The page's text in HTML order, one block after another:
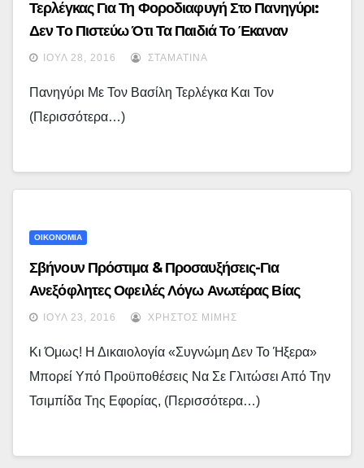
Τερλέγκας Για Τη Φοροδιαφυγή Στο Πανηγύρι:
Δεν Το Πιστεύω Ότι Τα Παιδιά Το Έκαναν
ΙΟΎΛ 28, 2016 ΣΤΑΜΑΤΊΝΑ
Πανηγύρι Με Τον Βασίλη Τερλέγκα Και Τον
(περισσότερα…)
ΟΙΚΟΝΟΜΙΑ
Σβήνουν Πρόστιμα & Προσαυξήσεις-Για
Ανεξόφλητες Οφειλές Λόγω Ανωτέρας Βίας
ΙΟΎΛ 23, 2016 ΧΡΉΣΤΟΣ ΜΊΜΗΣ
Κι Όμως! Η Δικαιολογία «συγνώμη Δεν Το Ήξερα»
Μπορεί Υπό Προϋποθέσεις Να Σε Γλιτώσει Από Την
Τσιμπίδα Της Εφορίας, (περισσότερα…)